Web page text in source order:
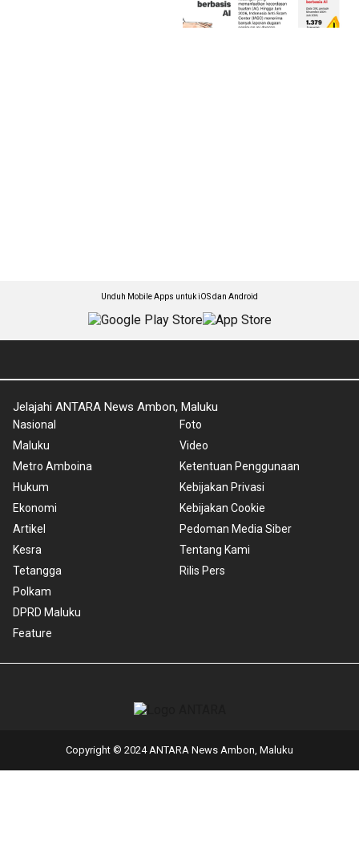
Unduh Mobile Apps untuk iOS dan Android
Jelajahi ANTARA News Ambon, Maluku
Nasional
Maluku
Metro Amboina
Hukum
Ekonomi
Artikel
Kesra
Tetangga
Polkam
DPRD Maluku
Feature
Foto
Video
Ketentuan Penggunaan
Kebijakan Privasi
Kebijakan Cookie
Pedoman Media Siber
Tentang Kami
Rilis Pers
Copyright © 2024 ANTARA News Ambon, Maluku